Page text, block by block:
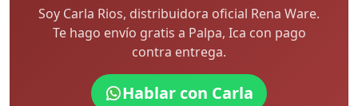
Soy Carla Rios, distribuidora oficial Rena Ware.
Te hago envío gratis a Palpa, Ica con pago
contra entrega.
Hablar con Carla